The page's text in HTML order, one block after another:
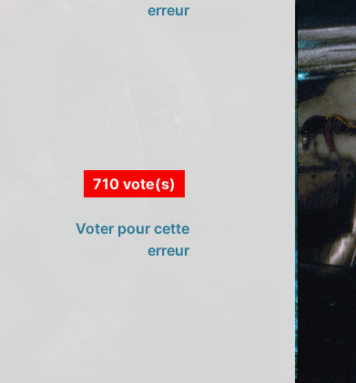
erreur
710 vote(s)
Voter pour cette
erreur